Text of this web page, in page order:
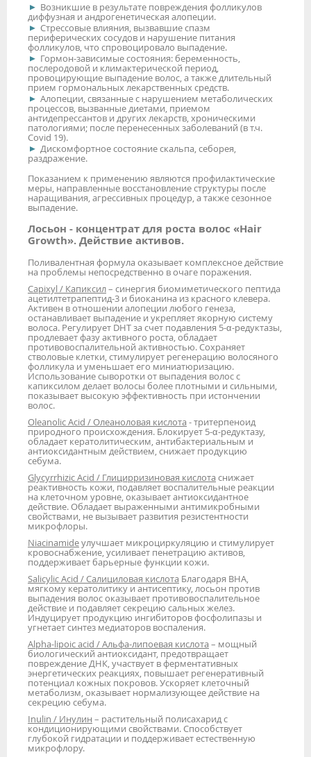
Возникшие в результате повреждения фолликулов
диффузная и андрогенетическая алопеции.
Стрессовые влияния, вызвавшие спазм
периферических сосудов и нарушение питания
фолликулов, что спровоцировало выпадение.
Гормон-зависимые состояния: беременность,
послеродовой и климактерической период,
провоцирующие выпадение волос, а также длительный
прием гормональных лекарственных средств.
Алопеции, связанные с нарушением метаболических
процессов, вызванные диетами, приемом
антидепрессантов и других лекарств, хроническими
патологиями; после перенесенных заболеваний (в т.ч.
Covid 19).
Дискомфортное состояние скальпа, себорея,
раздражение.
Показанием к применению являются профилактические
меры, направленные восстановление структуры после
наращивания, агрессивных процедур, а также сезонное
выпадение.
Лосьон - концентрат для роста волос «Hair
Growth». Действие активов.
Поливалентная формула оказывает комплексное действие
на проблемы непосредственно в очаге поражения.
Capixyl / Капиксил– синергия биомиметического пептида
ацетилтетрапептид-3 и биоканина из красного клевера.
Активен в отношении алопеции любого генеза,
останавливает выпадение и укрепляет якорную систему
волоса. Регулирует DHT за счет подавления 5-α-редуктазы,
продлевает фазу активного роста, обладает
противовоспалительной активностью. Сохраняет
стволовые клетки, стимулирует регенерацию волосяного
фолликула и уменьшает его миниатюризацию.
Использование сыворотки от выпадения волос с
капиксилом делает волосы более плотными и сильными,
показывает высокую эффективность при истончении
волос.
Oleanolic Acid / Олеаноловая кислота - тритерпеноид
природного происхождения. Блокирует 5-α-редуктазу,
обладает кератолитическим, антибактериальным и
антиоксидантным действием, снижает продукцию
себума.
Glycyrrhizic Acid / Глицирризиновая кислота снижает
реактивность кожи, подавляет воспалительные реакции
на клеточном уровне, оказывает антиоксидантное
действие. Обладает выраженными антимикробными
свойствами, не вызывает развития резистентности
микрофлоры.
Niacinamideулучшает микроциркуляцию и стимулирует
кровоснабжение, усиливает пенетрацию активов,
поддерживает барьерные функции кожи.
Salicylic Acid / Салициловая кислота Благодаря ВНА,
мягкому кератолитику и антисептику, лосьон против
выпадения волос оказывает противовоспалительное
действие и подавляет секрецию сальных желез.
Индуцирует продукцию ингибиторов фосфолипазы и
угнетает синтез медиаторов воспаления.
Alpha-lipoic acid / Альфа-липоевая кислота – мощный
биологический антиоксидант, предотвращает
повреждение ДНК, участвует в ферментативных
энергетических реакциях, повышает регенеративный
потенциал кожных покровов. Ускоряет клеточный
метаболизм, оказывает нормализующее действие на
секрецию себума.
Inulin / Инулин – растительный полисахарид с
кондиционирующими свойствами. Способствует
глубокой гидратации и поддерживает естественную
микрофлору.